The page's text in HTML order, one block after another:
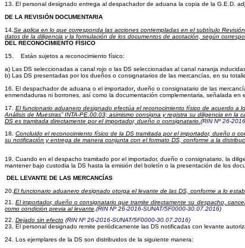
13.
El personal designado entrega al despachador de aduana la copia de la G.E.D.
DE LA REVISIÓN DOCUMENTARIA
14. Se aplica en lo que corresponda las acciones contempladas en el subtítulo
datos de la diligencia y la formulación de los documentos de acotación, según
DEL RECONOCIMIENTO FÍSICO
15.
Están sujetos a reconocimiento físico:
a) Las DS seleccionadas a canal rojo o las DS seleccionadas al canal naranja
b) Las DS presentadas por los dueños o consignatarios de las mercancías, en su
16.
El despachador de aduana o el importador, dueño o consignatario de las
enmendaduras ni borrones, así como la documentación complementaria, señalada en
17.
El funcionario aduanero designado efectúa el reconocimiento físico de acuerdo a
Análisis de Muestras” INTA-PE.00.03; asimismo consigna y registra su diligencia en
DS es tramitada directamente por el importador, dueño o consignatario. (RIN Nº 26-
18.
Concluido el reconocimiento físico de la DS tramitada por el importador, dueño o
su notificación y entrega de manera conjunta con el formato DS, conforme a la
19. Cuando en el despacho tramitado por el importador, dueño o consignatario, la
mantener bajo custodia la DS hasta la emisión del boletín o la presentación de los
DEL LEVANTE DE LAS MERCANCÍAS
20. El funcionario aduanero designado otorga el levante de las DS, conforme a lo
21.
El importador, dueño o consignatario que tramite directamente su despacho,
como condición previa al levante (RIN Nº 26-2016-SUNAT/5F0000-30.07.2016)
22.
Dejado sin efecto (RIN Nº 26-2016-SUNAT/5F0000-30.07.2016)
23.
El personal designado remite periódicamente las DS notificadas con levante
24. Los ejemplares de la DS son distribuidos de la siguiente manera: